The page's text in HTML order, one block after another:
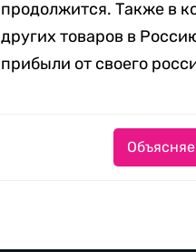
продолжится. Также в
других товаров в
прибыли от своего